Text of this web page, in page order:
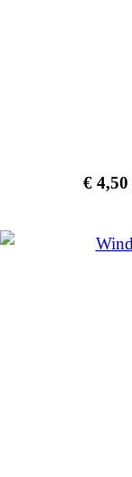
€ 4,50